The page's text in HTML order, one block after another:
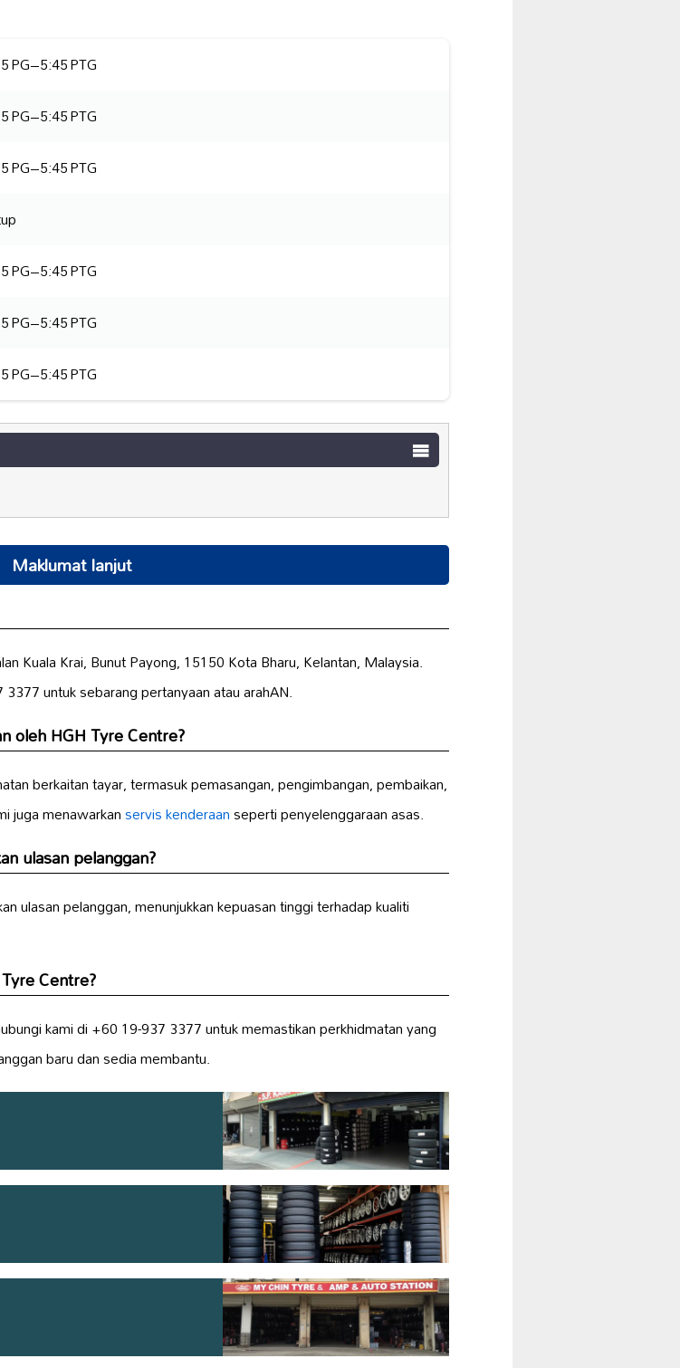
PG–5:45 PTG
PG–5:45 PTG
PG–5:45 PTG
PG–5:45 PTG
PG–5:45 PTG
PG–5:45 PTG
Maklumat lanjut
Kuala Krai, Bunut Payong, 15150 Kota Bharu, Kelantan, Malaysia.
untuk sebarang pertanyaan atau arahAN.
oleh HGH Tyre Centre?
berkaitan tayar, termasuk pemasangan, pengimbangan, pembaikan,
juga menawarkanservis kenderaanseperti penyelenggaraan asas.
ulasan pelanggan?
ulasan pelanggan, menunjukkan kepuasan tinggi terhadap kualiti
Centre?
kami di +60 19-937 3377 untuk memastikan perkhidmatan yang
baru dan sedia membantu.